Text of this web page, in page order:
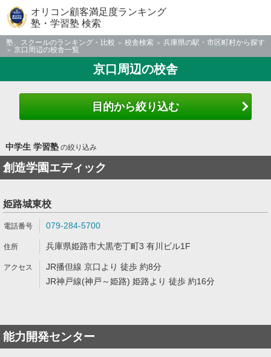
オリコン顧客満足度ランキング
塾・学習塾 検索
塾、スクールのランキング・比較 校舎検索
兵庫県の駅・市区町村から探す
京口周辺の校舎一覧
京口周辺の校舎
目的から絞り込む
中学生 学習塾の絞り込み
創造学園エディック
姫路城東校
079-284-5700
兵庫県姫路市大黒壱丁町3 有川ビル1F
JR播但線 京口より 徒歩 約8分
JR神戸線(神戸～姫路) 姫路より 徒歩 約16分
能力開発センター